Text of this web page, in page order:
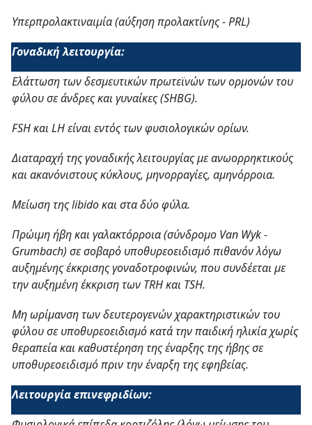
Υπερπρολακτιναιμία (αύξηση προλακτίνης - PRL)
Γοναδική λειτουργία:
Ελάττωση των δεσμευτικών πρωτεϊνών των ορμονών του
φύλου σε άνδρες και γυναίκες (SHBG).
FSHκαιLHείναι εντός των φυσιολογικών ορίων.
Διαταραχή της γοναδικής λειτουργίας με ανωορρηκτικούς
και ακανόνιστους κύκλους, μηνορραγίες, αμηνόρροια.
Μείωση τηςlibidoκαι στα δύο φύλα.
Πρώιμη ήβη και γαλακτόρροια (σύνδρομο Van Wyk -
Grumbach) σε σοβαρό υποθυρεοειδισμό πιθανόν λόγω
αυξημένης έκκρισης γοναδοτροφινών, που συνδέεται με
την αυξημένη έκκριση των TRH και TSH.
Μη ωρίμανση των δευτερογενών χαρακτηριστικών του
φύλου σε υποθυρεοειδισμό κατά την παιδική ηλικία χωρίς
θεραπεία και καθυστέρηση της έναρξης της ήβης σε
υποθυρεοειδισμό πριν την έναρξη της εφηβείας.
Λειτουργία επινεφριδίων: